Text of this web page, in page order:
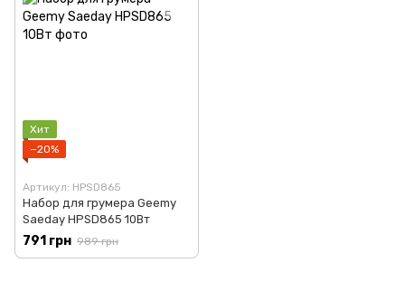
Хит
−20%
Артикул: HPSD865
Набор для грумера Geemy
Saeday HPSD865 10Вт
791 грн 989 грн